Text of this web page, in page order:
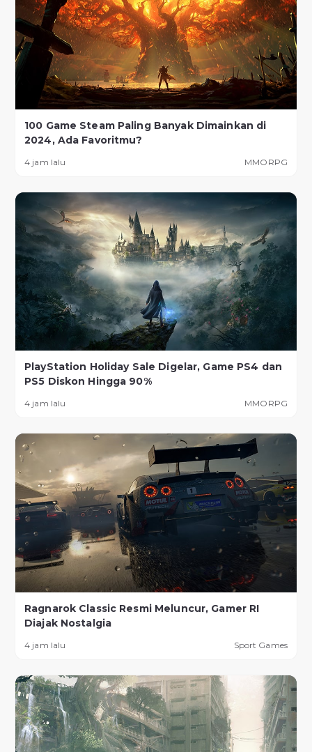
100 Game Steam Paling Banyak Dimainkan di
2024, Ada Favoritmu?
4 jam lalu MMORPG
PlayStation Holiday Sale Digelar, Game PS4 dan
PS5 Diskon Hingga 90%
4 jam lalu MMORPG
Ragnarok Classic Resmi Meluncur, Gamer RI
Diajak Nostalgia
4 jam lalu Sport Games